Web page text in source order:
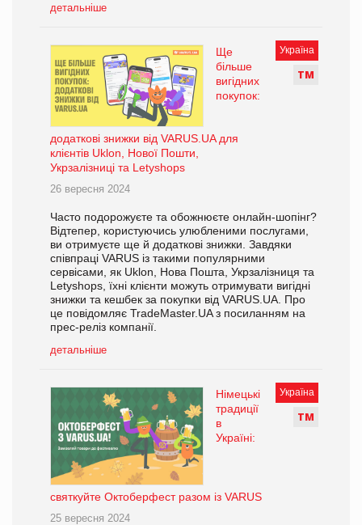
детальніше
Україна
ТМ
Ще
більше
вигідних
покупок:
додаткові знижки від VARUS.UA для
клієнтів Uklon, Нової Пошти,
Укрзалізниці та Letyshops
26 вересня 2024
Часто подорожуєте та обожнюєте онлайн-шопінг?
Відтепер, користуючись улюбленими послугами,
ви отримуєте ще й додаткові знижки. Завдяки
співпраці VARUS із такими популярними
сервісами, як Uklon, Нова Пошта, Укрзалізниця та
Letyshops, їхні клієнти можуть отримувати вигідні
знижки та кешбек за покупки від VARUS.UA. Про
це повідомляє TradeMaster.UA з посиланням на
прес-реліз компанії.
детальніше
Україна
ТМ
Німецькі
традиції
в
Україні:
святкуйте Октоберфест разом із VARUS
25 вересня 2024